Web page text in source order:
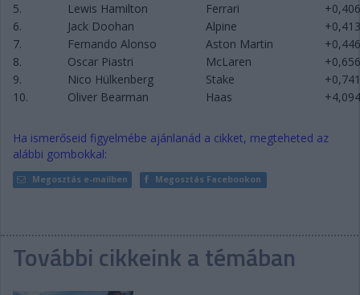
5.
Lewis Hamilton Ferrari
+0,406
6.
Jack Doohan Alpine
+0,413
7.
Fernando Alonso Aston Martin
+0,446
8.
Oscar Piastri McLaren
+0,656
9.
Nico Hülkenberg Stake
+0,741
10.
Oliver Bearman Haas +4,094
Ha ismerőseid figyelmébe ajánlanád a cikket, megteheted az
alábbi gombokkal:
Megosztás e-mailben Megosztás Facebookon
További cikkeink a témában